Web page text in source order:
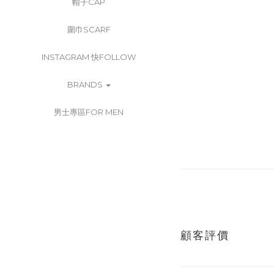
圍巾SCARF
INSTAGRAM 快FOLLOW
BRANDS
男士專區FOR MEN
顧客評價